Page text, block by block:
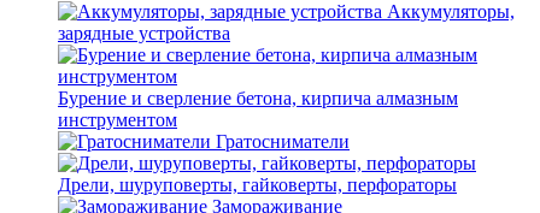
Аккумуляторы,
зарядные устройства
Бурение и сверление бетона, кирпича алмазным
инструментом
Гратосниматели
Дрели, шуруповерты, гайковерты, перфораторы
Замораживание